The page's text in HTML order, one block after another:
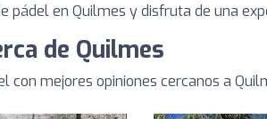
pádel en Quilmes y disfruta de una
de Quilmes
con mejores opiniones cercanos a